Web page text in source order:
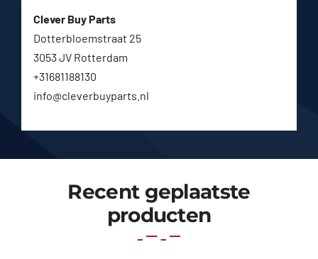
Clever Buy Parts
Dotterbloemstraat 25
3053 JV Rotterdam
+31681188130
info@cleverbuyparts.nl
Recent geplaatste
producten